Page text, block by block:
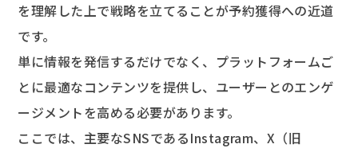
を理解した上で戦略を立てることが予約獲得への近道
です。
単に情報を発信するだけでなく、プラットフォームご
とに最適なコンテンツを提供し、ユーザーとのエンゲ
ージメントを高める必要があります。
ここでは、主要なSNSであるInstagram、X（旧